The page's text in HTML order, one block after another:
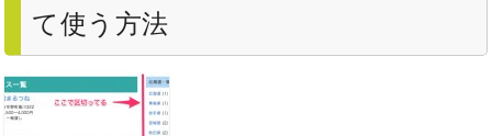
て使う方法